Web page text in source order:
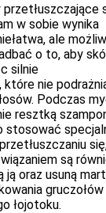
przetłuszczające
w sobie wynika
ale
o to, aby
silnie
nie
Podczas
resztką
stosować
są
ją oraz usuną
gruczołów
łojotoku.